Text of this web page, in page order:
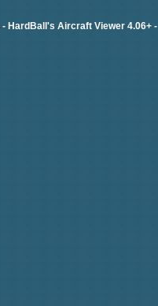
- HardBall's Aircraft Viewer 4.06+-